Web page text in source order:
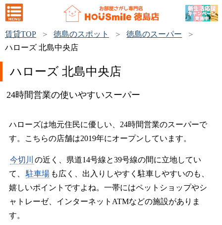
賃貸TOP 徳島のスポット
徳島のスーパー
ハローズ 北島中央店
ハローズ 北島中央店
24時間営業の使いやすいスーパー
ハローズは地元住民に優しい、24時間営業のスーパーで
す。こちらの店舗は2019年にオープンしています。
今切川
の近く、県道14号線と39号線の間に立地してい
て、
駐車場 も広く、出入りしやすく駐車しやすいのも、
嬉しいポイントですよね。一帯にはペットショップやシ
ャトレーゼ、インターネットATMなどの施設がありま
す。